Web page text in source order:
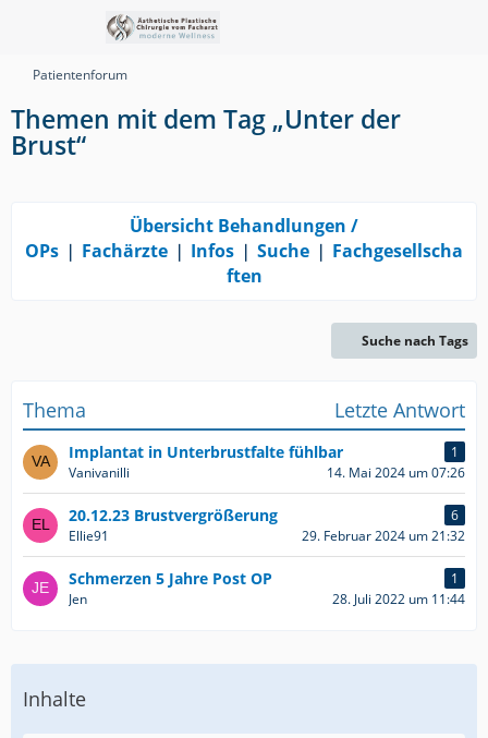
Patientenforum
Themen mit dem Tag „Unter der
Brust“
Übersicht Behandlungen /
OPs ❘ Fachärzte ❘ Infos ❘ Suche ❘ Fachgesellscha
ften
Suche nach Tags
Thema Letzte Antwort
Implantat in Unterbrustfalte fühlbar
1
Vanivanilli
14. Mai 2024 um 07:26
20.12.23 Brustvergrößerung
6
Ellie91
29. Februar 2024 um 21:32
Schmerzen 5 Jahre Post OP
1
Jen
28. Juli 2022 um 11:44
Inhalte